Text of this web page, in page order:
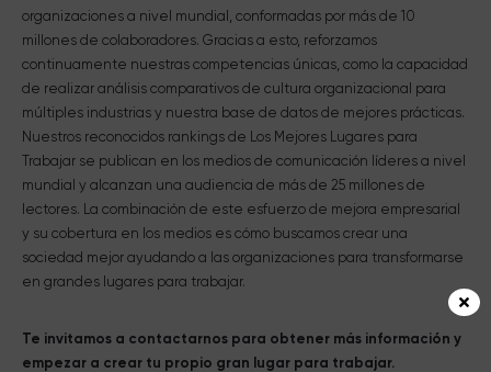
organizaciones a nivel mundial, conformadas por más de 10
millones de colaboradores. Gracias a esto, reforzamos
continuamente nuestras competencias únicas, como la capacidad
de realizar análisis comparativos de cultura organizacional para
múltiples industrias y nuestra base de datos de mejores prácticas.
Nuestros reconocidos rankings de Los Mejores Lugares para
Trabajar se publican en los medios de comunicación líderes a nivel
mundial y alcanzan una audiencia de más de 25 millones de
lectores. La combinación de este esfuerzo de mejora empresarial
y su cobertura en los medios es cómo buscamos crear una
sociedad mejor ayudando a las organizaciones para transformarse
en grandes lugares para trabajar.
Te invitamos a contactarnos para obtener más información y
empezar a crear tu propio gran lugar para trabajar.